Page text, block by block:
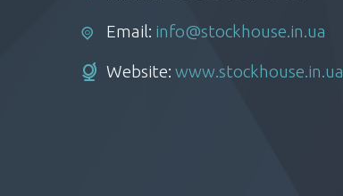
Email: info@stockhouse.in.ua
Website: www.stockhouse.in.ua